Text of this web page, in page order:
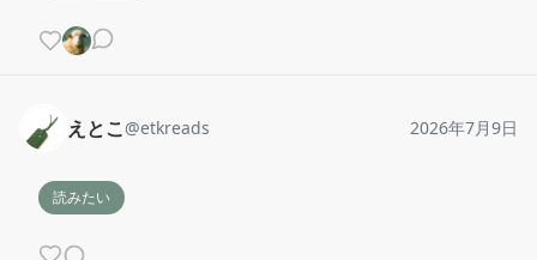
えとこ@etkreads 2026年7月9日
読みたい